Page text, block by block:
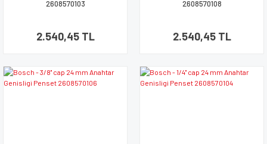
2608570103
2.540,45 TL
2608570108
2.540,45 TL